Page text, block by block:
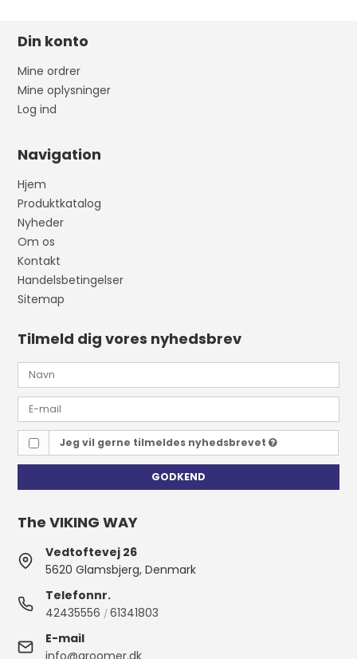
Din konto
Mine ordrer
Mine oplysninger
Log ind
Navigation
Hjem
Produktkatalog
Nyheder
Om os
Kontakt
Handelsbetingelser
Sitemap
Tilmeld dig vores nyhedsbrev
Jeg vil gerne tilmeldes nyhedsbrevet
GODKEND
The VIKING WAY
Vedtoftevej 26
5620 Glamsbjerg, Denmark
Telefonnr.
42435556 /61341803
E-mail
info@groomer.dk